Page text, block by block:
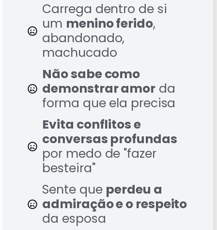
Carrega dentro de si
um menino ferido,
abandonado,
machucado
Não sabe como
demonstrar amorda
forma que ela precisa
Evita conflitos e
conversas profundas
por medo de "fazer
besteira"
Sente que perdeu a
admiração e o respeito
da esposa